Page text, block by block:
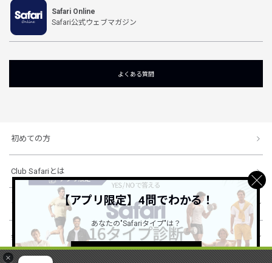
×
Safari Online
Safari公式ウェブマガジン
よくある質問
初めての方
Club Safariとは
ショッピングガイド
会社概要・規約
【アプリ限定】4問でわかる！
あなたの"Safariタイプ"は？
詳しくはこちら ＞